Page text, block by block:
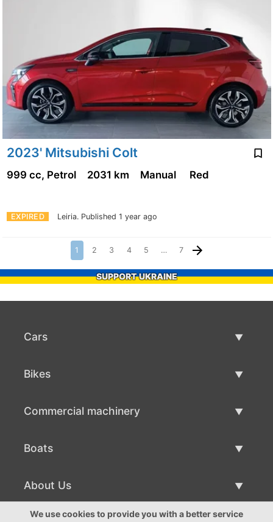
2023' Mitsubishi Colt
EXPIRED Leiria. Published 1 year ago
999 cc, Petrol 2031 km Manual Red
1 2 3 4 5 … 7
SUPPORT UKRAINE
Cars
Bikes
Commercial machinery
Boats
Boat Sale
About Us
About Us
We use cookies to provide you with a better service